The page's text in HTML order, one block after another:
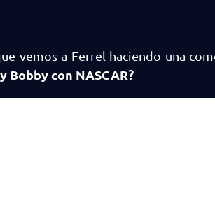
vemos a Ferrel haciendo una
Bobby con NASCAR?